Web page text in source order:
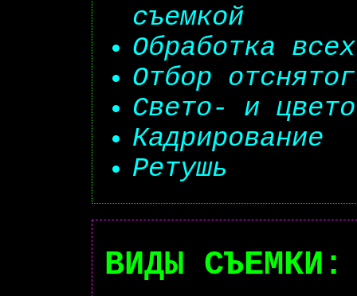
съемкой
Обработка
Отбор
Свето- и
Кадрирование
Ретушь
ВИДЫ СЪЕМКИ: